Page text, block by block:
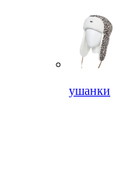
ушанки